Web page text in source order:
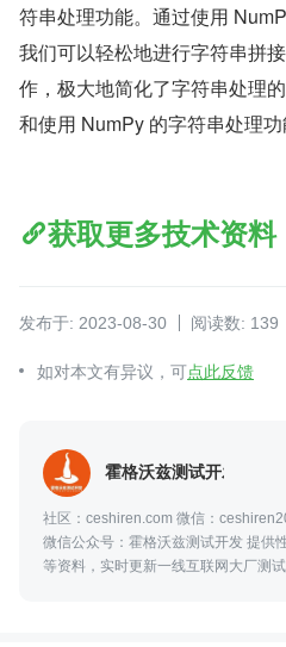
符串处理功能。通过使用
我们可以轻松地进行字符串拼
作，极大地简化了字符串处理
和使用 NumPy 的字符串处理功
获取更多技术资料
发布于: 2023-08-30 阅读数: 139
如对本文有异议，可点此反馈
霍格沃兹测试开发学社
社区：ceshiren.com 微信：
微信公众号：霍格沃兹测试开发 提供
等资料，实时更新一线互联网大厂测